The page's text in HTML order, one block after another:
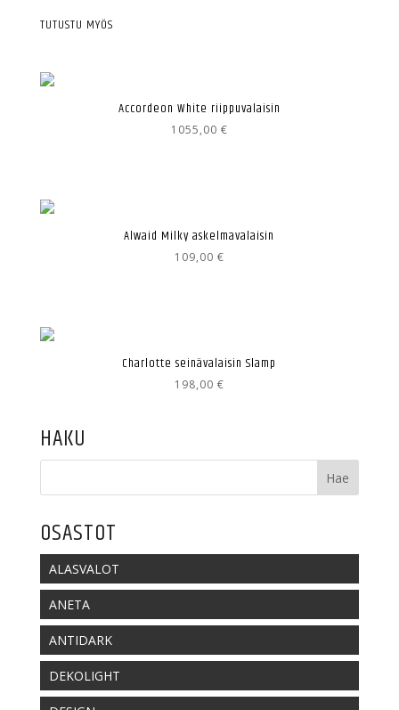
TUTUSTU MYÖS
Accordeon White riippuvalaisin
1055,00 €
Alwaid Milky askelmavalaisin
109,00 €
Charlotte seinävalaisin Slamp
198,00 €
HAKU
OSASTOT
ALASVALOT
ANETA
ANTIDARK
DEKOLIGHT